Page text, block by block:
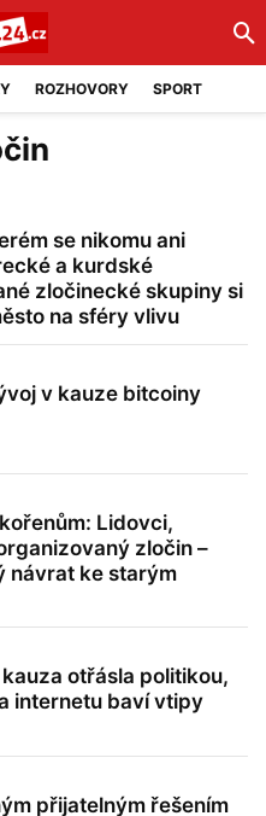
ROZHOVORY SPORT
se nikomu ani
a kurdské
zločinecké skupiny si
na sféry vlivu
v kauze bitcoiny
Lidovci,
zločin –
návrat ke starým
otřásla politikou,
internetu baví vtipy
přijatelným řešením